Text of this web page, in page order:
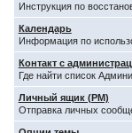
Инструкция по
Календарь
Информация по
Контакт с
Где найти список
Личный ящик (PM)
Отправка личных